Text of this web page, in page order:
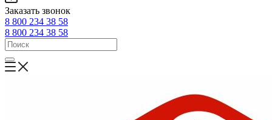
Заказать звонок
8 800 234 38 58
8 800 234 38 58